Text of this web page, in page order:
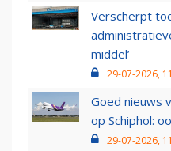
Verscherpt
middel’
29-07-2026,
Goed nieuws
op Schiphol:
29-07-2026,